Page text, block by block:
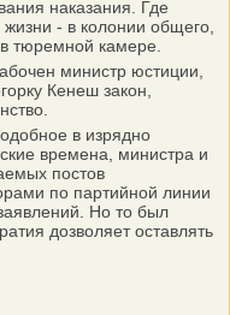
наказания. Где
- в колонии общего,
тюремной камере.
министр юстиции,
Кенеш закон,
в изрядно
времена, министра и
постов
по партийной линии
Но то был
дозволяет оставлять